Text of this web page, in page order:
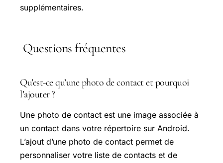
supplémentaires.
Questions fréquentes
Qu’est-ce qu’une photo de contact et pourquoi
l’ajouter ?
Une photo de contact est une image associée à
un contact dans votre répertoire sur Android.
L’ajout d’une photo de contact permet de
personnaliser votre liste de contacts et de